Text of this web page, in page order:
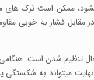
ممکن است ترک
فشار به خوبی
تنظیم شدن است. هنگامی
میتواند به شکستگی